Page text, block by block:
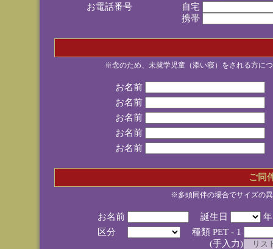
お電話番号
自宅
携帯
※念のため、未就学児童（添い寝）をされる方に
お名前
お名前
お名前
お名前
お名前
ご同
※多頭同伴の場合でサイズの
お名前 誕生日
区分
種類 PET - 1
(手入力)